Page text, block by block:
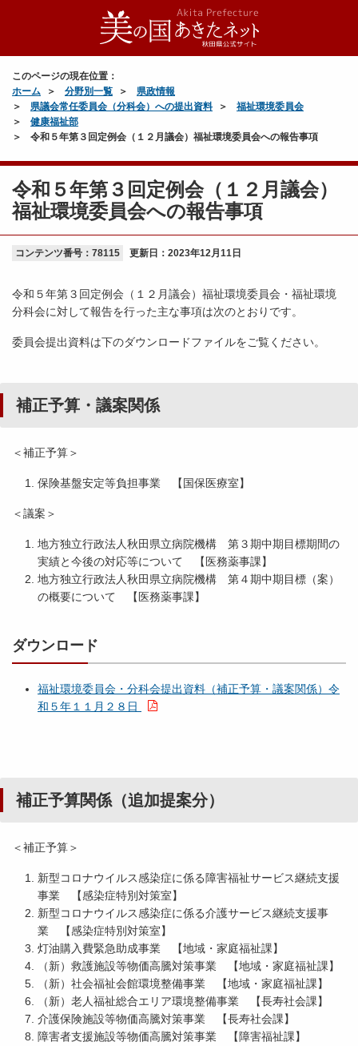
このページの現在位置：
ホーム
分野別一覧
県政情報
県議会常任委員会（分科会）への提出資料
福祉環境委員会
健康福祉部
令和５年第３回定例会（１２月議会）福祉環境委員会への報告事項
令和５年第３回定例会（１２月議会）
福祉環境委員会への報告事項
コンテンツ番号：78115 更新日： 2023年12月11日
令和５年第３回定例会（１２月議会）福祉環境委員会・福祉環境
分科会に対して報告を行った主な事項は次のとおりです。
委員会提出資料は下のダウンロードファイルをご覧ください。
補正予算・議案関係
＜補正予算＞
保険基盤安定等負担事業 【国保医療室】
＜議案＞
地方独立行政法人秋田県立病院機構 第３期中期目標期間の
実績と今後の対応等について 【医務薬事課】
地方独立行政法人秋田県立病院機構 第４期中期目標（案）
の概要について 【医務薬事課】
ダウンロード
福祉環境委員会・分科会提出資料（補正予算・議案関係）令
和５年１１月２８日
補正予算関係（追加提案分）
＜補正予算＞
新型コロナウイルス感染症に係る障害福祉サービス継続支援
事業 【感染症特別対策室】
新型コロナウイルス感染症に係る介護サービス継続支援事
業 【感染症特別対策室】
灯油購入費緊急助成事業 【地域・家庭福祉課】
（新）救護施設等物価高騰対策事業 【地域・家庭福祉課】
（新）社会福祉会館環境整備事業 【地域・家庭福祉課】
（新）老人福祉総合エリア環境整備事業 【長寿社会課】
介護保険施設等物価高騰対策事業 【長寿社会課】
障害者支援施設等物価高騰対策事業 【障害福祉課】